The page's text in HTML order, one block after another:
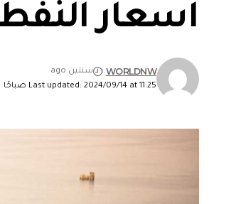
أسعار
Last updated: 2024/09/14 at 11:25 صباحًا
WORLDNW
سنتين ago